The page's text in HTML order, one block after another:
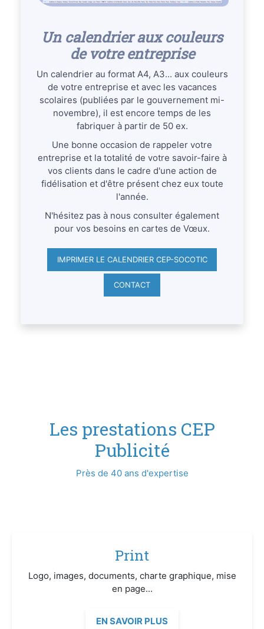
Un calendrier aux couleurs
de votre entreprise
Un calendrier au format A4, A3... aux couleurs
de votre entreprise et avec les vacances
scolaires (publiées par le gouvernement mi-
novembre), il est encore temps de les
fabriquer à partir de 50 ex.
Une bonne occasion de rappeler votre
entreprise et la totalité de votre savoir-faire à
vos clients dans le cadre d'une action de
fidélisation et d'être présent chez eux toute
l'année.
N'hésitez pas à nous consulter également
pour vos besoins en cartes de Vœux.
IMPRIMER LE CALENDRIER CEP-SOCOTIC
CONTACT
Les prestations CEP
Publicité
Près de 40 ans d'expertise
Print
Logo, images, documents, charte graphique, mise
en page...
EN SAVOIR PLUS